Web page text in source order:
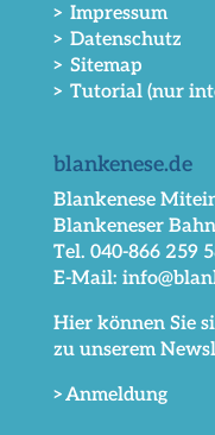
> Impressum
> Datenschutz
> Sitemap
> Tutorial (nur
blankenese.de
Blankenese
Blankeneser
Tel. 040-866 259
E-Mail:
Hier können Sie
zu unserem
>Anmeldung